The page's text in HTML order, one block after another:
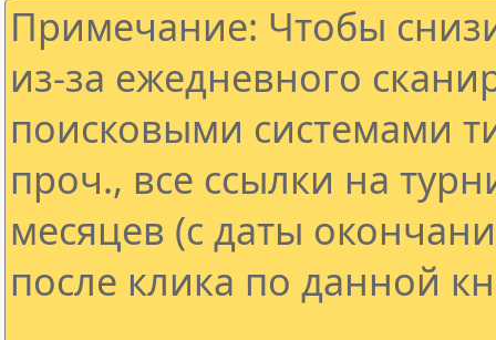
Примечание: Чтобы
из-за ежедневного
поисковыми системами
проч., все ссылки на
месяцев (с даты
после клика по данной